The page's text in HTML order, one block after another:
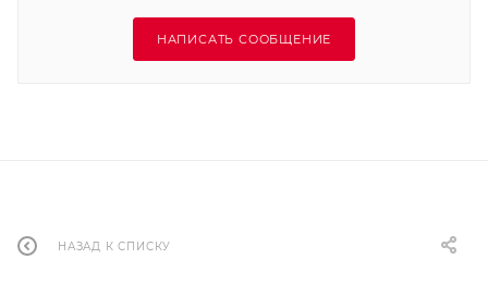
НАПИСАТЬ СООБЩЕНИЕ
НАЗАД К СПИСКУ